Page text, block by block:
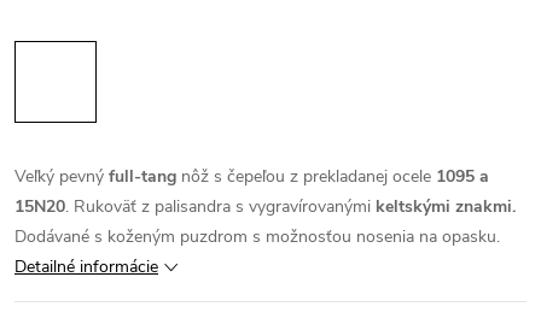
Veľký pevný full-tang nôž s čepeľou z prekladanej ocele 1095 a
15N20. Rukoväť z palisandra s vygravírovanými keltskými znakmi.
Dodávané s koženým puzdrom s možnosťou nosenia na opasku.
Detailné informácie